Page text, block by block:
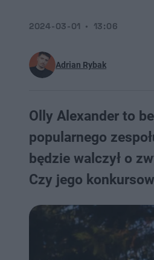
Adrian Rybak
2024-03-01 13:06
Olly Alexander to
popularnego
będzie walczył o
Czy jego